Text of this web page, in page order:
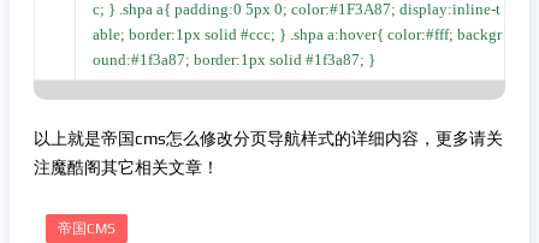
c; } .shpa a{ padding:0 5px 0; color:#1F3A87; display:inline-t
able; border:1px solid #ccc; } .shpa a:hover{ color:#fff; backgr
ound:#1f3a87; border:1px solid #1f3a87; }
以上就是帝国cms怎么修改分页导航样式的详细内容，更多请关
注魔酷阁其它相关文章！
帝国CMS